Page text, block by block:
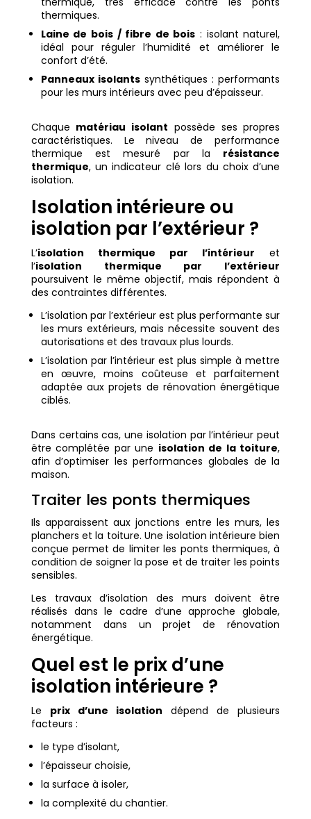
thermiques.
Laine de bois / fibre de bois : isolant naturel,
idéal pour réguler l’humidité et améliorer le
confort d’été.
Panneaux isolantssynthétiques : performants
pour les murs intérieurs avec peu d’épaisseur.
Chaque matériau isolant possède ses propres
caractéristiques. Le niveau de performance
thermique est mesuré par la résistance
thermique, un indicateur clé lors du choix d’une
isolation.
Isolation intérieure ou
isolation par l’extérieur ?
L’isolation thermique par l’intérieur et
l’isolation thermique par l’extérieur
poursuivent le même objectif, mais répondent à
des contraintes différentes.
L’isolation par l’extérieur est plus performante sur
les murs extérieurs, mais nécessite souvent des
autorisations et des travaux plus lourds.
L’isolation par l’intérieur est plus simple à mettre
en œuvre, moins coûteuse et parfaitement
adaptée aux projets de rénovation énergétique
ciblés.
Dans certains cas, une isolation par l’intérieur peut
être complétée par une isolation de la toiture,
afin d’optimiser les performances globales de la
maison.
Traiter les ponts thermiques
Ils apparaissent aux jonctions entre les murs, les
planchers et la toiture. Une isolation intérieure bien
conçue permet de limiter les ponts thermiques, à
condition de soigner la pose et de traiter les points
sensibles.
Les travaux d’isolation des murs doivent être
réalisés dans le cadre d’une approche globale,
notamment dans un projet de rénovation
énergétique.
Quel est le prix d’une
isolation intérieure ?
Le prix d’une isolation dépend de plusieurs
facteurs :
le type d’isolant,
l’épaisseur choisie,
la surface à isoler,
la complexité du chantier.